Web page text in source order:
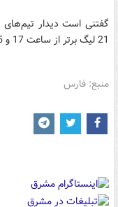
گفتنی است دیدار
21 لیگ برتر از ساعت 17 و 15 دقیقه در ورزشگاه آزادی برگزار خواهد شد.
منبع: فارس